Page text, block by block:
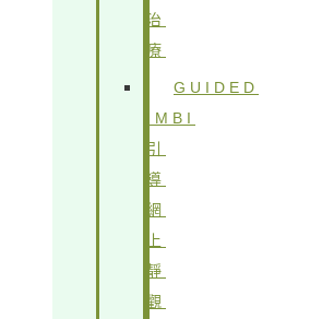
治
療
GUIDED
IMBI
引
導
網
上
靜
觀